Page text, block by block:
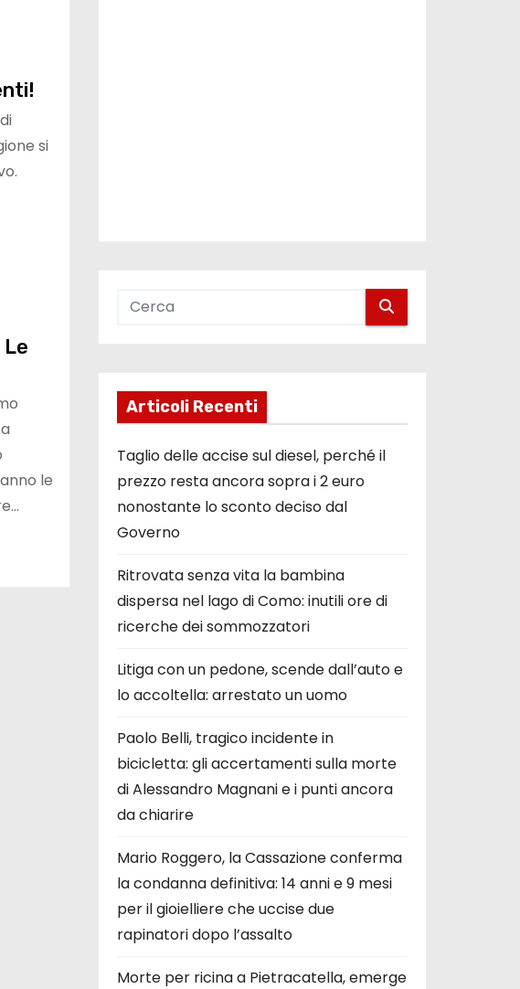
si
Le
le
Articoli Recenti
Taglio delle accise sul diesel, perché il
prezzo resta ancora sopra i 2 euro
nonostante lo sconto deciso dal
Governo
Ritrovata senza vita la bambina
dispersa nel lago di Como: inutili ore di
ricerche dei sommozzatori
Litiga con un pedone, scende dall’auto e
lo accoltella: arrestato un uomo
Paolo Belli, tragico incidente in
bicicletta: gli accertamenti sulla morte
di Alessandro Magnani e i punti ancora
da chiarire
Mario Roggero, la Cassazione conferma
la condanna definitiva: 14 anni e 9 mesi
per il gioielliere che uccise due
rapinatori dopo l’assalto
Morte per ricina a Pietracatella, emerge